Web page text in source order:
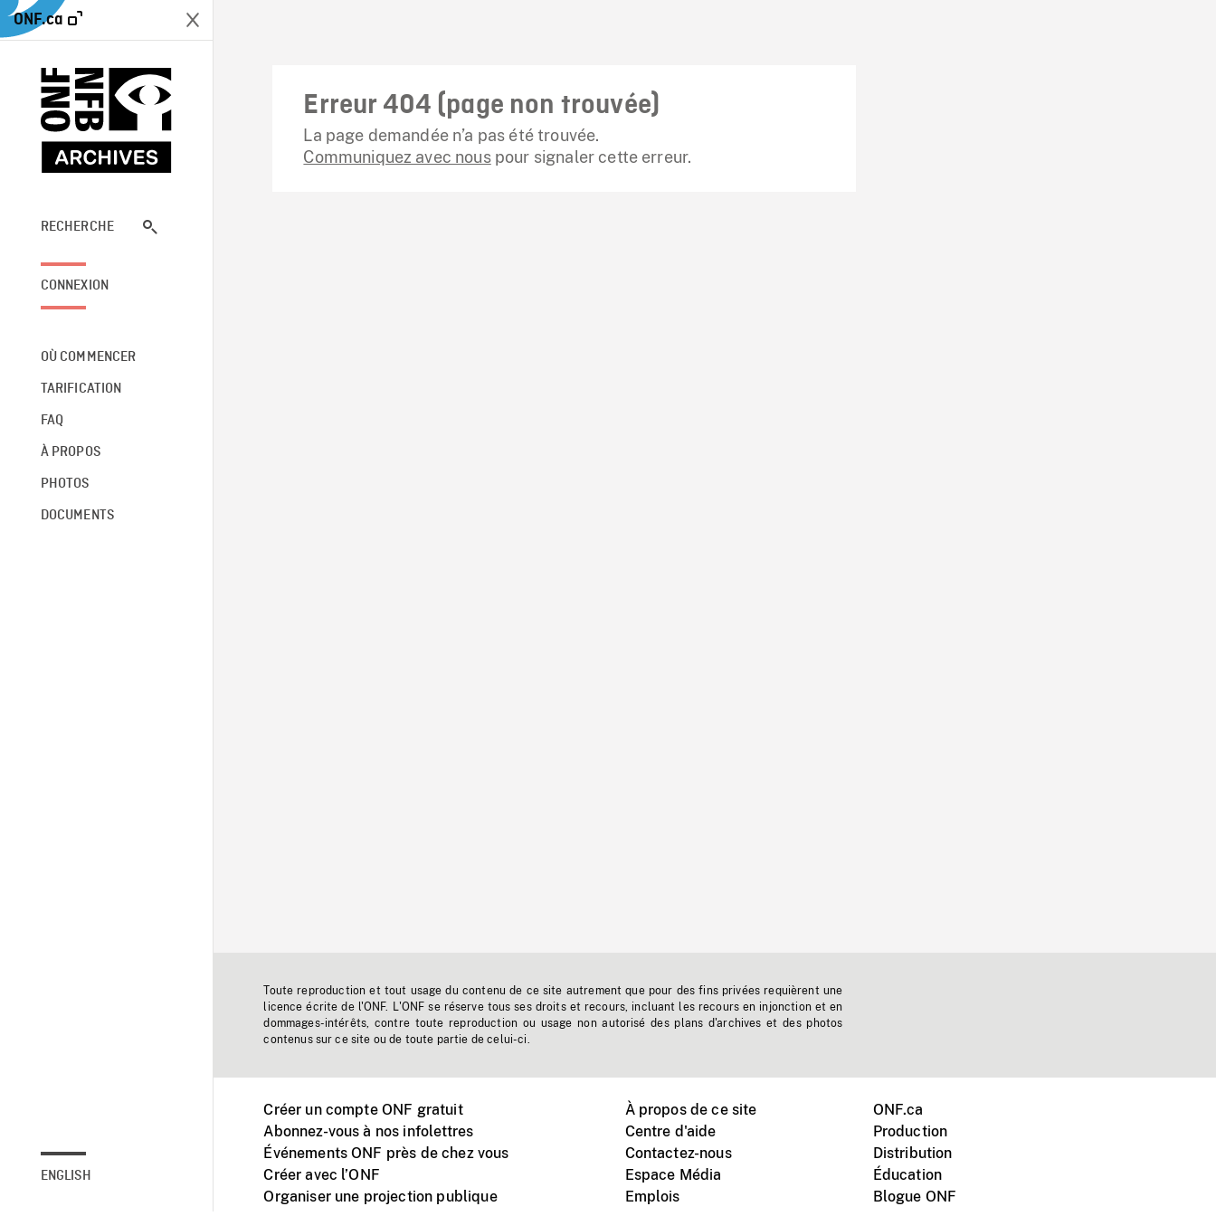
ONF.ca
RECHERCHE
CONNEXION
OÙ COMMENCER
TARIFICATION
FAQ
À PROPOS
PHOTOS
DOCUMENTS
ENGLISH
Erreur 404 (page non trouvée)
La page demandée n’a pas été trouvée.
Communiquez avec nouspour signaler cette erreur.
Toute reproduction et tout usage du contenu de ce site autrement que pour des fins privées requièrent une
licence écrite de l'ONF. L'ONF se réserve tous ses droits et recours, incluant les recours en injonction et en
dommages-intérêts, contre toute reproduction ou usage non autorisé des plans d'archives et des photos
contenus sur ce site ou de toute partie de celui-ci.
Créer un compte ONF gratuit
Abonnez-vous à nos infolettres
Événements ONF près de chez vous
Créer avec l’ONF
Organiser une projection publique
À propos de ce site
Centre d'aide
Contactez-nous
Espace Média
Emplois
ONF.ca
Production
Distribution
Éducation
Blogue ONF